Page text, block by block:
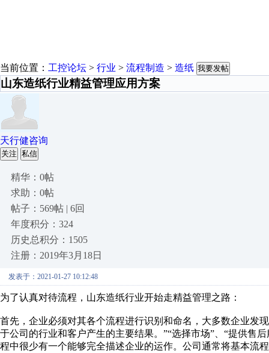
当前位置： 工控论坛 > 行业 > 流程制造 > 造纸 我要发帖
山东造纸行业精益管理应用方案
天行健咨询
关注 私信
精华：0帖
求助：0帖
帖子：569帖 | 6回
年度积分：324
历史总积分：1505
注册：2019年3月18日
发表于：2021-01-27 10:12:48
为了认真对待流程，山东造纸行业开始走精益管理之路：
首先，企业必须对其各个流程进行识别和命名，大多数企业发
于公司的行业和客户产生的主要结果。”“选择市场”、“提供售
程中很少有一个能够完全描述企业的运作。公司通常将基本流